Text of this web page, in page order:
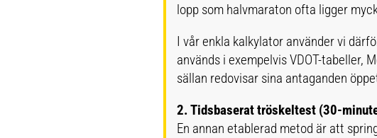
lopp som halvmaraton ofta ligger
I vår enkla kalkylator använder vi
används i exempelvis VDOT-tabeller,
sällan redovisar sina antaganden
2. Tidsbaserat tröskeltest (30-
En annan etablerad metod är att